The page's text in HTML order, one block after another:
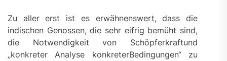
Zu aller erst ist es erwähnenswert, dass die
indischen Genossen, die sehr eifrig bemüht sind,
die Notwendigkeit von Schöpferkraftund
„konkreter Analyse konkreterBedingungen“ zu